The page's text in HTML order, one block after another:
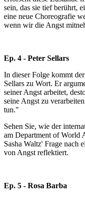
sein, das sie tief berührt,
eine neue Choreografie
wenn wir die Angst
Ep. 4 - Peter Sellars
In dieser Folge kommt
Sellars zu Wort. Er
seiner Angst arbeitet,
seine Angst zu
tun."
Sehen Sie, wie der
am Department of World
Sasha Waltz' Frage nach
von Angst reflektiert.
Ep. 5 - Rosa Barba